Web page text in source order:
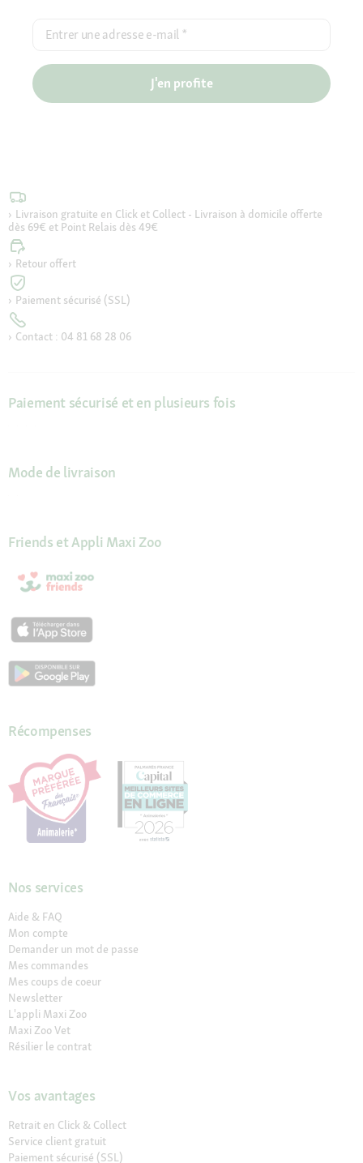
Entrer une adresse e-mail *
J'en profite
Livraison gratuite en Click et Collect - Livraison à domicile offerte
dès 69€ et Point Relais dès 49€
Retour offert
Paiement sécurisé (SSL)
Contact : 04 81 68 28 06
Paiement sécurisé et en plusieurs fois
Mode de livraison
Friends et Appli Maxi Zoo
Récompenses
Nos services
Aide & FAQ
Mon compte
Demander un mot de passe
Mes commandes
Mes coups de coeur
Newsletter
L'appli Maxi Zoo
Maxi Zoo Vet
Résilier le contrat
Vos avantages
Retrait en Click & Collect
Service client gratuit
Paiement sécurisé (SSL)